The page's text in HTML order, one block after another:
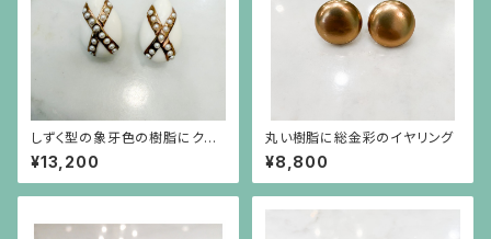
しずく型の象牙色の樹脂にクロ
スの金彩、イミテーションパール
のイヤリング
¥13,200
丸い樹脂に総金彩のイヤリング
¥8,800